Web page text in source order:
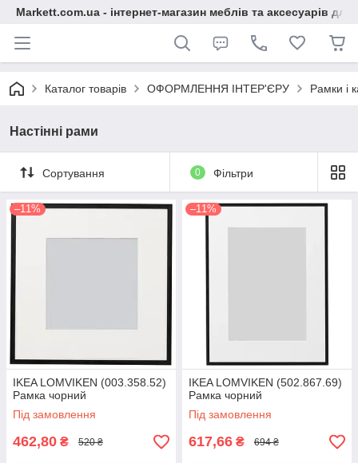
Markett.com.ua - інтернет-магазин меблів та аксесуарів для
Каталог товарів ОФОРМЛЕННЯ ІНТЕР'ЄРУ Рамки і
Настінні рами
Сортування 0 Фільтри
–11%
IKEA LOMVIKEN (003.358.52)
Рамка чорний
Під замовлення
462,80 ₴ 520 ₴
–11%
IKEA LOMVIKEN (502.867.69)
Рамка чорний
Під замовлення
617,66 ₴ 694 ₴